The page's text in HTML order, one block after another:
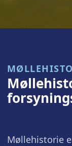
Møllehistorie